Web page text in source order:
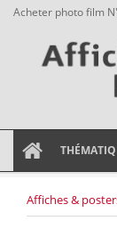
Acheter photo film
Affiches &